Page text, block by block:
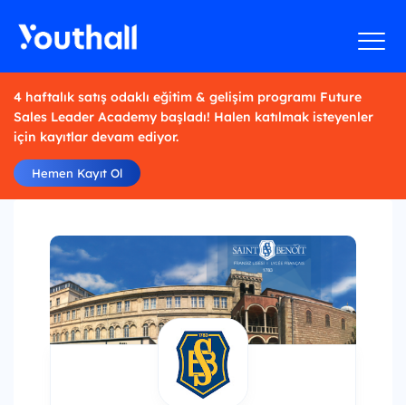
4 haftalık satış odaklı eğitim & gelişim programı Future
Sales Leader Academy başladı! Halen katılmak isteyenler
için kayıtlar devam ediyor.
Hemen Kayıt Ol